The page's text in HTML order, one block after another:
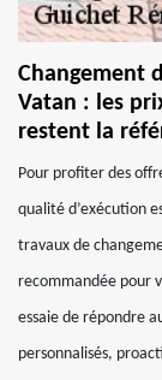
Changement
Vatan : les
restent la
Pour profiter des
qualité d’exécution
travaux de
recommandée pour
essaie de répondre
personnalisés,